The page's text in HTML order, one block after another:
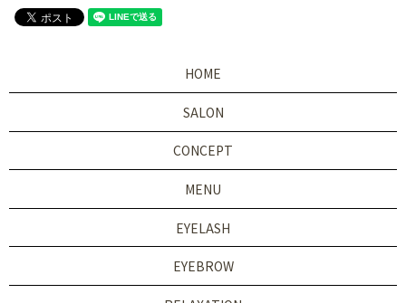
HOME
SALON
CONCEPT
MENU
EYELASH
EYEBROW